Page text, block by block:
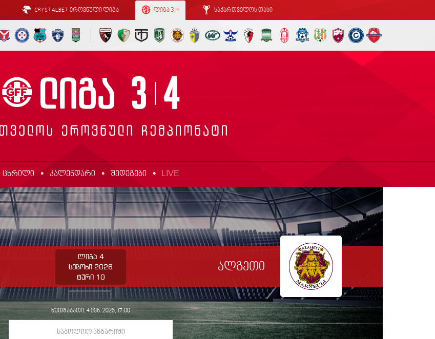
CRYSTALBET ეროვნული ლიგა ლიგა 3 | 4 საქართველოს თასი
ცხრილი კალენდარი შედეგები LIVE
ალგეთი
ლიგა 4
სეზონი 2026
ტური 10
ხუთშაბათი, 4 ივნ. 2026, 17:00
საბოლოო ანგარიში